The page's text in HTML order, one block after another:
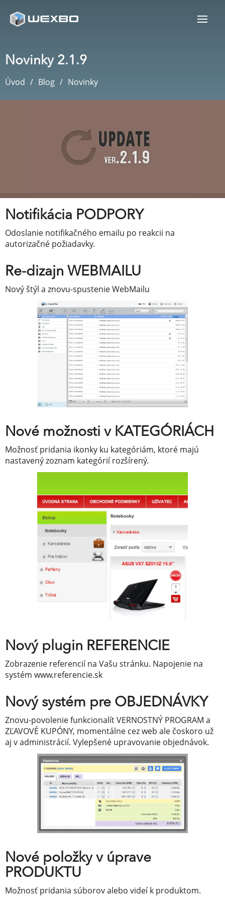
Novinky 2.1.9
Úvod Blog Novinky
Notifikácia PODPORY
Odoslanie notifikačného emailu po reakcii na
autorizačné požiadavky.
Re-dizajn WEBMAILU
Nový štýl a znovu-spustenie WebMailu
Nové možnosti v KATEGÓRIÁCH
Možnosť pridania ikonky ku kategóriám, ktoré majú
nastavený zoznam kategórií rozšírený.
Nový plugin REFERENCIE
Zobrazenie referencií na Vašu stránku. Napojenie na
systém www.referencie.sk
Nový systém pre OBJEDNÁVKY
Znovu-povolenie funkcionalít VERNOSTNÝ PROGRAM a
ZĽAVOVÉ KUPÓNY, momentálne cez web ale čoskoro už
aj v administrácií. Vylepšené upravovanie objednávok.
Nové položky v úprave
PRODUKTU
Možnosť pridania súborov alebo videí k produktom.